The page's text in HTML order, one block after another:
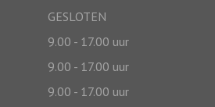
GESLOTEN
9.00 - 17.00 uur
9.00 - 17.00 uur
9.00 - 17.00 uur